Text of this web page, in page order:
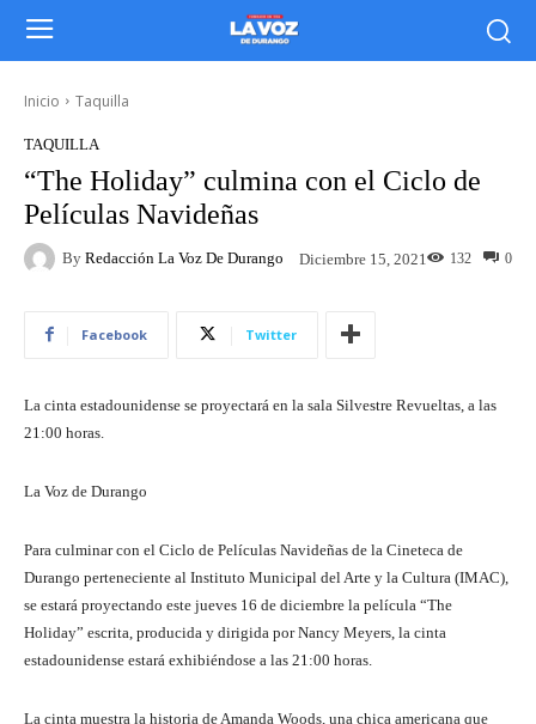
Inicio Taquilla
TAQUILLA
“The Holiday” culmina con el Ciclo de
Películas Navideñas
By Redacción La Voz De Durango Diciembre 15, 2021 0
132
Facebook Twitter
La cinta estadounidense se proyectará en la sala Silvestre Revueltas, a las
21:00 horas.
La Voz de Durango
Para culminar con el Ciclo de Películas Navideñas de la Cineteca de
Durango perteneciente al Instituto Municipal del Arte y la Cultura (IMAC),
se estará proyectando este jueves 16 de diciembre la película “The
Holiday” escrita, producida y dirigida por Nancy Meyers, la cinta
estadounidense estará exhibiéndose a las 21:00 horas.
La cinta muestra la historia de Amanda Woods, una chica americana que